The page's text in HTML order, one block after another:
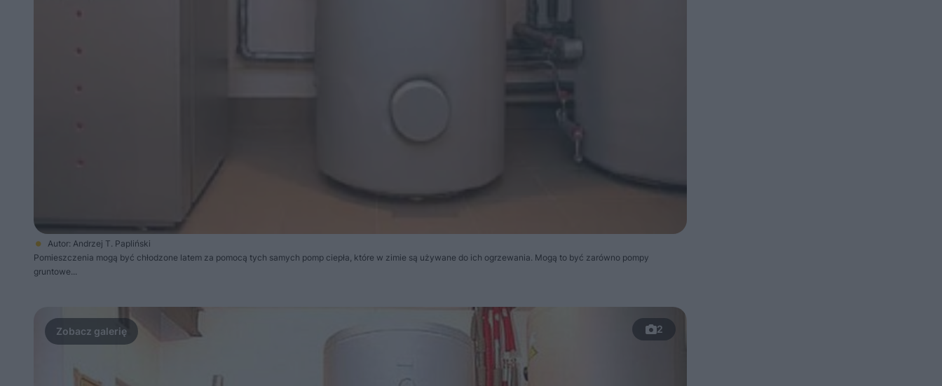
Autor: Andrzej T. Papliński
Pomieszczenia mogą być chłodzone latem za pomocą tych samych pomp ciepła, które w zimie są używane do ich ogrzewania. Mogą to być zarówno pompy
gruntowe...
2